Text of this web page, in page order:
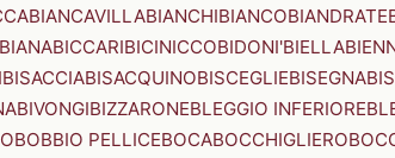
BIANCAVILLABIANCHIBIANCOBIANDRATE
BICCARIBICINICCOBIDONI'BIELLA
BISACCIABISACQUINOBISCEGLIEBISEGNA
BIVONGIBIZZARONEBLEGGIO INFERIORE
BOBBIO PELLICEBOCABOCCHIGLIERO